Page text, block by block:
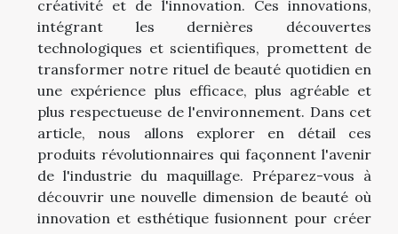
créativité et de l'innovation. Ces innovations,
intégrant les dernières découvertes
technologiques et scientifiques, promettent de
transformer notre rituel de beauté quotidien en
une expérience plus efficace, plus agréable et
plus respectueuse de l'environnement. Dans cet
article, nous allons explorer en détail ces
produits révolutionnaires qui façonnent l'avenir
de l'industrie du maquillage. Préparez-vous à
découvrir une nouvelle dimension de beauté où
innovation et esthétique fusionnent pour créer